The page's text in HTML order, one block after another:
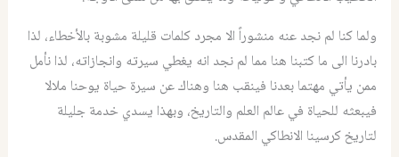
ولما كنا لم نجد عنه منشوراً الا مجرد كلمات قليلة مشوبة بالأخطاء، لذا
بادرنا الى ما كتبنا هنا مما لم نجد انه يغطي سيرته وانجازاته، لذا نأمل
ممن يأتي مهتما بعدنا فينقب هنا وهناك عن سيرة حياة يوحنا ملالا
فيبعثه للحياة في عالم العلم والتاريخ، وبهذا يسدي خدمة جليلة
لتاريخ كرسينا الانطاكي المقدس.